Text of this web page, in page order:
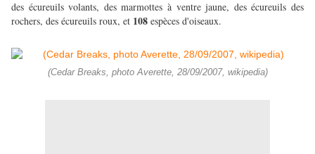
des écureuils volants, des marmottes à ventre jaune, des écureuils des
rochers, des écureuils roux, et 108 espèces d'oiseaux.
(Cedar Breaks, photo Averette, 28/09/2007, wikipedia)